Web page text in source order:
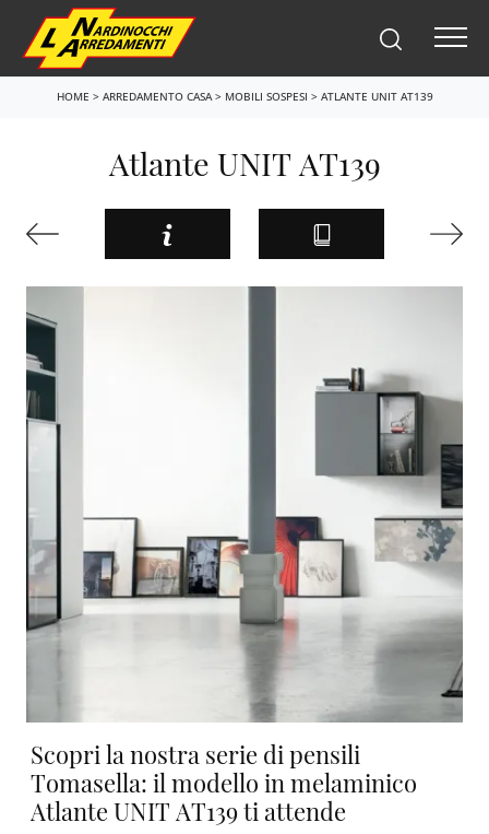
HOME > ARREDAMENTO CASA> MOBILI SOSPESI > ATLANTE UNIT AT139
Atlante UNIT AT139
Scopri la nostra serie di pensili
Tomasella: il modello in melaminico
Atlante UNIT AT139 ti attende